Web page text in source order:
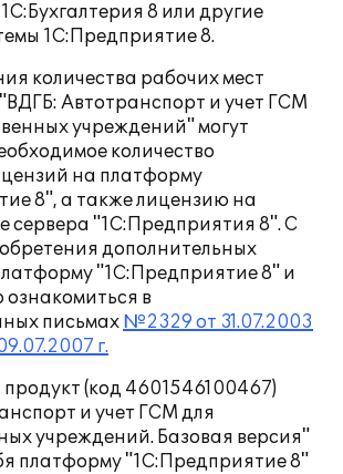
8 или другие
1С:Предприятие 8.
количества рабочих мест
Автотранспорт и учет ГСМ
учреждений" могут
количество
на платформу
8", а также лицензию на
сервера "1С:Предприятия 8". С
дополнительных
"1C:Предприятие 8" и
в
письмах №2329 от 31.07.2003
г.
(код 4601546100467)
и учет ГСМ для
учреждений. Базовая версия"
платформу "1С:Предприятие 8"